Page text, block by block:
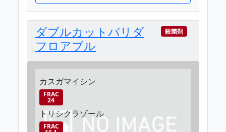
ダブルカットバリダ
フロアブル
殺菌剤
カスガマイシン
FRAC
24
トリシクラゾール
FRAC